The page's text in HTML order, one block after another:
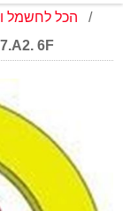
הכל לחשמל
/
6F